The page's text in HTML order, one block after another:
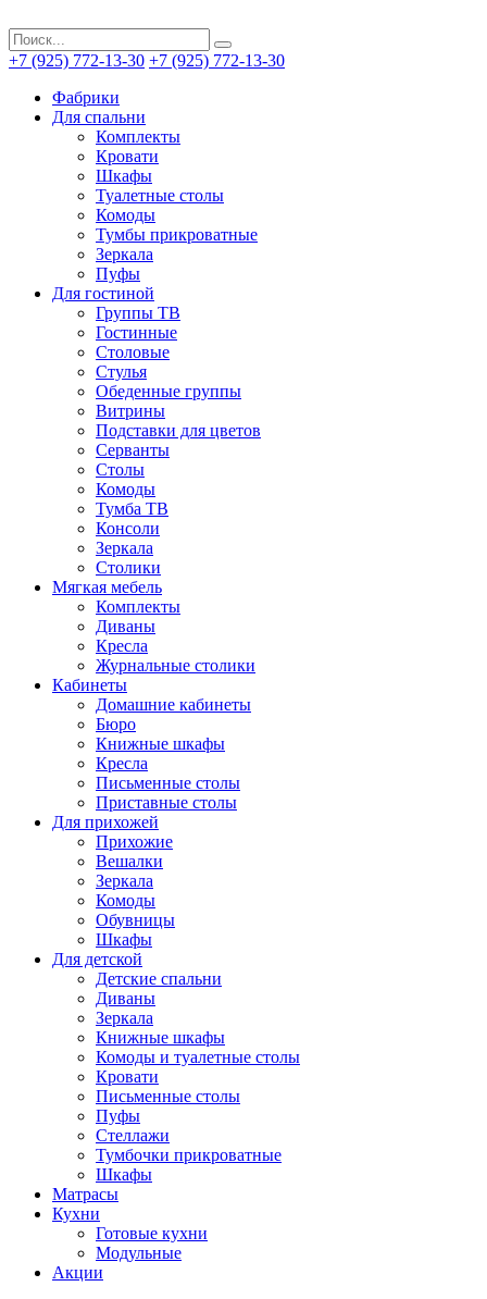
+7 (925) 772-13-30 +7 (925) 772-13-30
Фабрики
Для спальни
Комплекты
Кровати
Шкафы
Туалетные столы
Комоды
Тумбы прикроватные
Зеркала
Пуфы
Для гостиной
Группы ТВ
Гостинные
Столовые
Стулья
Обеденные группы
Витрины
Подставки для цветов
Серванты
Столы
Комоды
Тумба ТВ
Консоли
Зеркала
Столики
Мягкая мебель
Комплекты
Диваны
Кресла
Журнальные столики
Кабинеты
Домашние кабинеты
Бюро
Книжные шкафы
Кресла
Письменные столы
Приставные столы
Для прихожей
Прихожие
Вешалки
Зеркала
Комоды
Обувницы
Шкафы
Для детской
Детские спальни
Диваны
Зеркала
Книжные шкафы
Комоды и туалетные столы
Кровати
Письменные столы
Пуфы
Стеллажи
Тумбочки прикроватные
Шкафы
Матрасы
Кухни
Готовые кухни
Модульные
Акции